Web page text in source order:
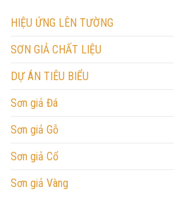
HIỆU ỨNG LÊN TƯỜNG
SƠN GIẢ CHẤT LIỆU
DỰ ÁN TIÊU BIỂU
Sơn giả Đá
Sơn giả Gỗ
Sơn giả Cổ
Sơn giả Vàng